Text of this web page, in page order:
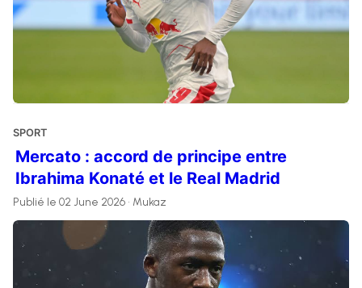
SPORT
Mercato : accord de principe entre
Ibrahima Konaté et le Real Madrid
Publié le 02 June 2026 • Mukaz